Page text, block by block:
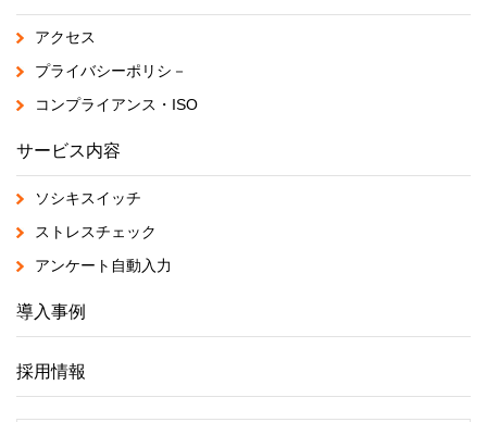
アクセス
プライバシーポリシ－
コンプライアンス・ISO
サービス内容
ソシキスイッチ
ストレスチェック
アンケート自動入力
導入事例
採用情報